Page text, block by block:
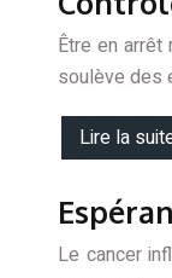
Être en
soulève des
Lire la
Le cancer